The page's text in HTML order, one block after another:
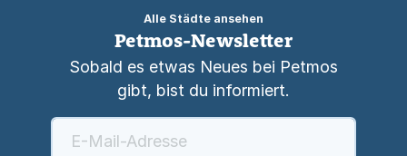
Alle Städte ansehen
Petmos-Newsletter
Sobald es etwas Neues bei Petmos
gibt, bist du informiert.